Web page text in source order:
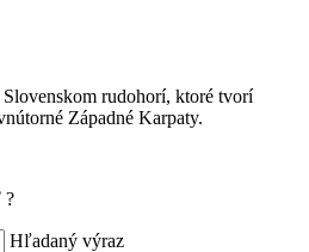
rudohorí, ktoré tvorí
Západné Karpaty.
?
Hľadaný výraz